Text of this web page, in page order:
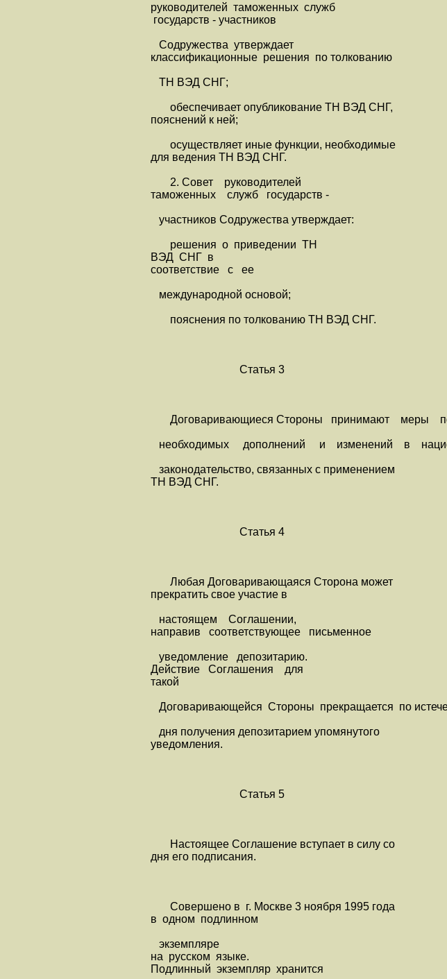
руководителей таможенных служб
государств - участников
Содружества утверждает
классификационные решения по толкованию
ТН ВЭД СНГ;
обеспечивает опубликование ТН ВЭД СНГ,
пояснений к ней;
осуществляет иные функции, необходимые
для ведения ТН ВЭД СНГ.
2. Совет руководителей
таможенных служб государств -
участников Содружества утверждает:
решения о приведении ТН
ВЭД СНГ в
соответствие с ее
международной основой;
пояснения по толкованию ТН ВЭД СНГ.
Статья 3
Договаривающиеся Стороны принимают меры
необходимых дополнений и изменений в
законодательство, связанных с применением
ТН ВЭД СНГ.
Статья 4
Любая Договаривающаяся Сторона может
прекратить свое участие в
настоящем Соглашении,
направив соответствующее письменное
уведомление депозитарию.
Действие Соглашения для
такой
Договаривающейся Стороны прекращается по
дня получения депозитарием упомянутого
уведомления.
Статья 5
Настоящее Соглашение вступает в силу со
дня его подписания.
Совершено в г. Москве 3 ноября 1995 года
в одном подлинном
экземпляре
на русском языке.
Подлинный экземпляр хранится